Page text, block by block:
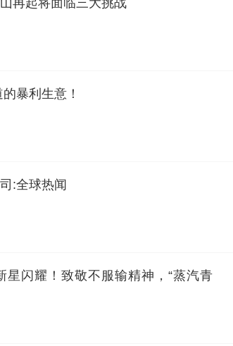
再起将面临三大挑战
暴利生意！
:全球热闻
星闪耀！致敬不服输精神，“蒸汽青